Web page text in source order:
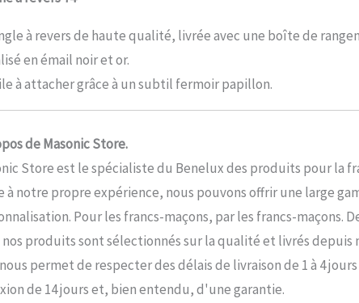
à revers de haute qualité, livrée avec une boîte de
en émail noir et or.
à attacher grâce à un subtil fermoir papillon.
de Masonic Store.
Store est le spécialiste du Benelux des produits pour la
à notre propre expérience, nous pouvons offrir une large
Pour les francs-maçons, par les francs-maçons.
nos produits sont sélectionnés sur la qualité et livrés depuis
permet de respecter des délais de livraison de 1 à 4
de 14 jours et, bien entendu, d'une garantie.